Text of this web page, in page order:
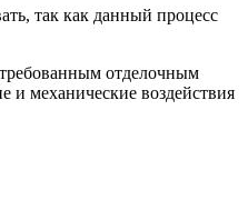
так как данный процесс
отделочным
и механические воздействия